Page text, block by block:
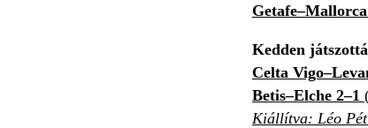
Getafe–Mallorca
Kedden
Celta
Betis–Elche 2–1
Kiállítva: Léo